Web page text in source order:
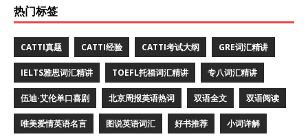
热门标签
CATTI真题 CATTI经验 CATTI考试大纲 GRE词汇精讲
IELTS雅思词汇精讲 TOEFL托福词汇精讲 专八词汇精讲
伍迪·艾伦单口喜剧 北京周报英语热词 双语全文 双语阅读
唯美爱情英语名言 图说英语词汇 好书推荐 小词详解